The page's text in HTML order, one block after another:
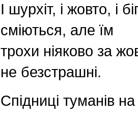
І шурхіт, і жовто, і
сміються, але їм
трохи ніяково за
не безстрашні.
Спідниці туманів на